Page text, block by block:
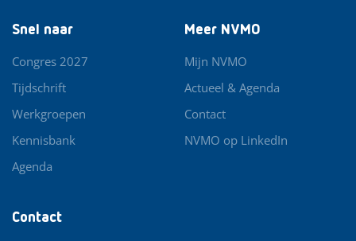
Contact
Snel naar
Congres 2027
Tijdschrift
Werkgroepen
Kennisbank
Agenda
Meer NVMO
Mijn NVMO
Actueel & Agenda
Contact
NVMO op LinkedIn